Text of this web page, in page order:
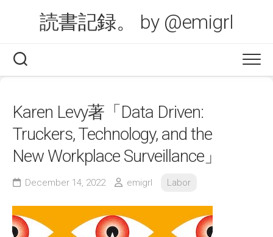
読書記録。 by @emigrl
Karen Levy著「Data Driven:
Truckers, Technology, and the
New Workplace Surveillance」
December 14, 2022 emigrl Labor